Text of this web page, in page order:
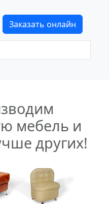
Заказать онлайн
мебель и
других!